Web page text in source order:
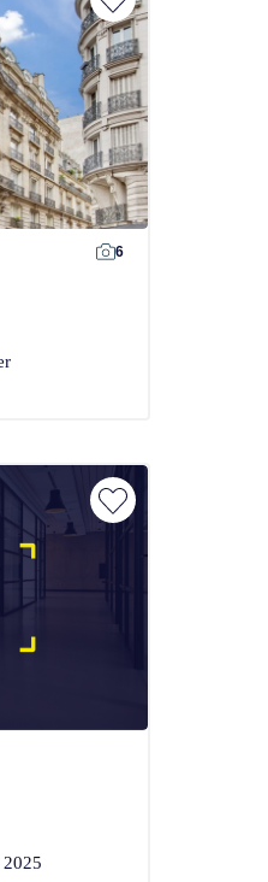
6